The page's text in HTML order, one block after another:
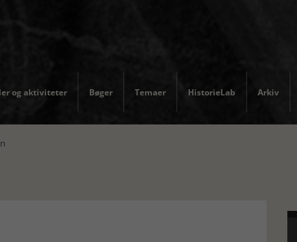
og aktiviteter Bøger Temaer HistorieLab Arkiv